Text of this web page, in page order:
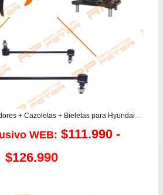
WEB: $111.990 -
$126.990Rango